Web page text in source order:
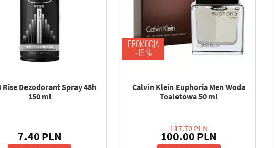
Rise Dezodorant Spray 48h
150 ml
7.40 PLN
PROMOCJA
-15 %
Calvin Klein Euphoria Men Woda
Toaletowa 50 ml
117.70 PLN
100.00 PLN